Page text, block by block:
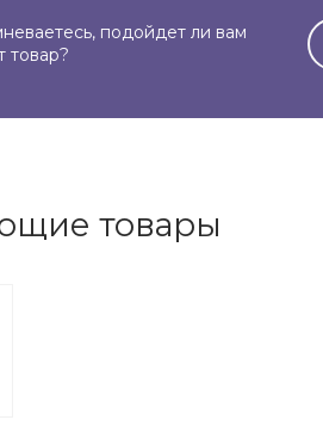
подойдет ли вам
товар?
товары